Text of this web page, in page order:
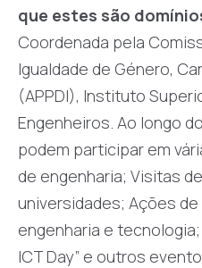
que estes são
Coordenada pela
Igualdade de Género,
(APPDI), Instituto
Engenheiros. Ao longo
podem participar em
de engenharia; Visitas
universidades; Ações
engenharia e
ICT Day” e outros